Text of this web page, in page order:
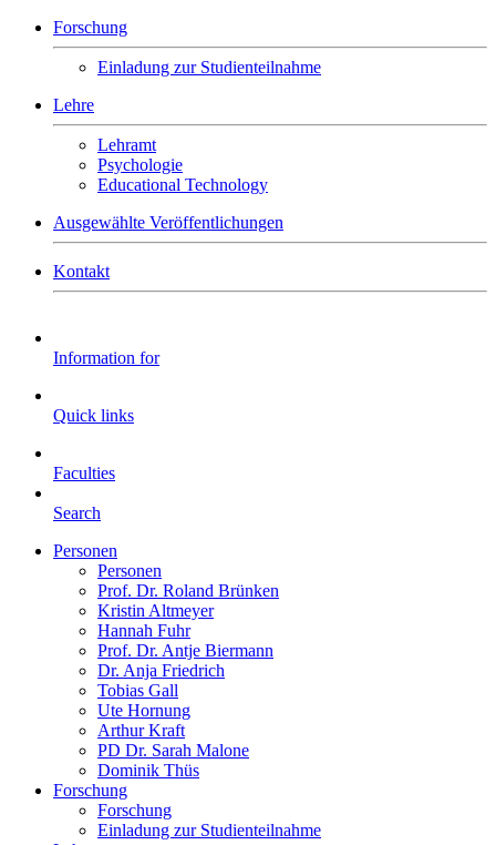
Forschung
Einladung zur Studienteilnahme
Lehre
Lehramt
Psychologie
Educational Technology
Ausgewählte Veröffentlichungen
Kontakt
Information for
Quick links
Faculties
Search
Personen
Personen
Prof. Dr. Roland Brünken
Kristin Altmeyer
Hannah Fuhr
Prof. Dr. Antje Biermann
Dr. Anja Friedrich
Tobias Gall
Ute Hornung
Arthur Kraft
PD Dr. Sarah Malone
Dominik Thüs
Forschung
Forschung
Einladung zur Studienteilnahme